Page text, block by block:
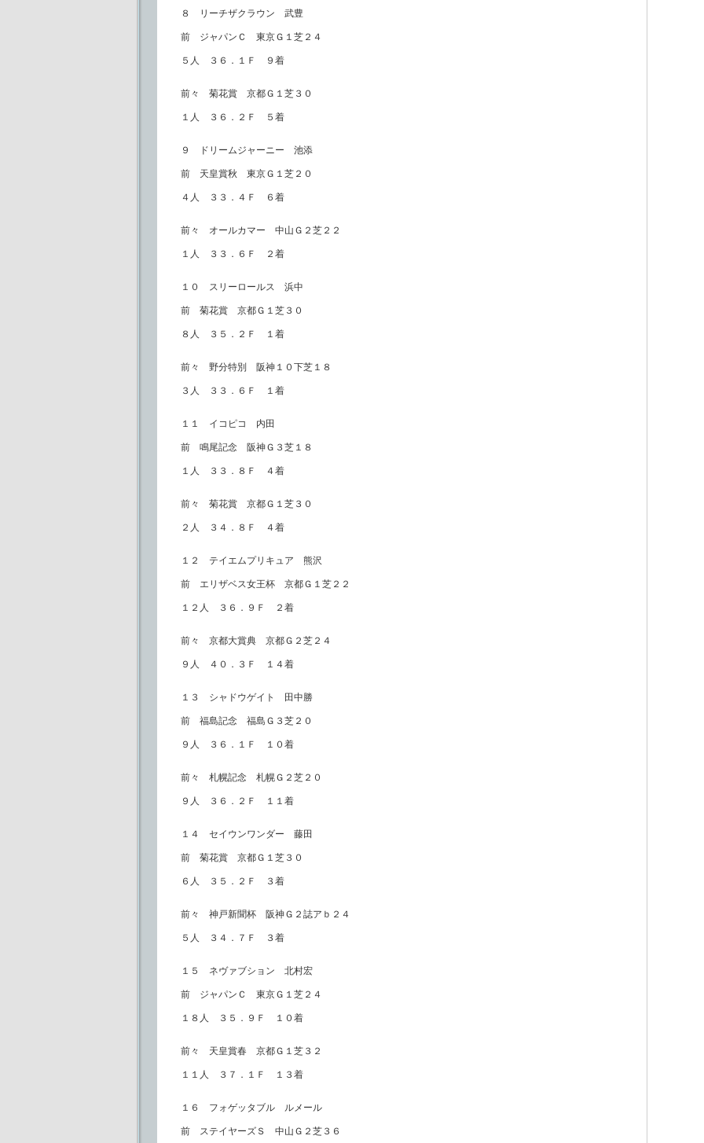
８ リーチザクラウン 武豊
前 ジャパンＣ 東京Ｇ１芝２４
５人 ３６．１Ｆ ９着
前々 菊花賞 京都Ｇ１芝３０
１人 ３６．２Ｆ ５着
９ ドリームジャーニー 池添
前 天皇賞秋 東京Ｇ１芝２０
４人 ３３．４Ｆ ６着
前々 オールカマー 中山Ｇ２芝２２
１人 ３３．６Ｆ ２着
１０ スリーロールス 浜中
前 菊花賞 京都Ｇ１芝３０
８人 ３５．２Ｆ １着
前々 野分特別 阪神１０下芝１８
３人 ３３．６Ｆ １着
１１ イコピコ 内田
前 鳴尾記念 阪神Ｇ３芝１８
１人 ３３．８Ｆ ４着
前々 菊花賞 京都Ｇ１芝３０
２人 ３４．８Ｆ ４着
１２ テイエムプリキュア 熊沢
前 エリザベス女王杯 京都Ｇ１芝２２
１２人 ３６．９Ｆ ２着
前々 京都大賞典 京都Ｇ２芝２４
９人 ４０．３Ｆ １４着
１３ シャドウゲイト 田中勝
前 福島記念 福島Ｇ３芝２０
９人 ３６．１Ｆ １０着
前々 札幌記念 札幌Ｇ２芝２０
９人 ３６．２Ｆ １１着
１４ セイウンワンダー 藤田
前 菊花賞 京都Ｇ１芝３０
６人 ３５．２Ｆ ３着
前々 神戸新聞杯 阪神Ｇ２誌アｂ２４
５人 ３４．７Ｆ ３着
１５ ネヴァブション 北村宏
前 ジャパンＣ 東京Ｇ１芝２４
１８人 ３５．９Ｆ １０着
前々 天皇賞春 京都Ｇ１芝３２
１１人 ３７．１Ｆ １３着
１６ フォゲッタブル ルメール
前 ステイヤーズＳ 中山Ｇ２芝３６